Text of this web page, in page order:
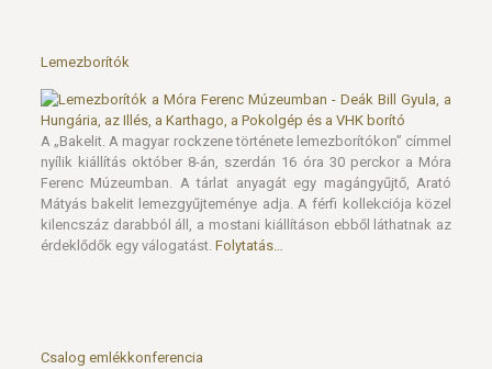
Lemezborítók
A „Bakelit. A magyar rockzene története lemezborítókon” címmel
nyílik kiállítás október 8-án, szerdán 16 óra 30 perckor a Móra
Ferenc Múzeumban. A tárlat anyagát egy magángyűjtő, Arató
Mátyás bakelit lemezgyűjteménye adja. A férfi kollekciója közel
kilencszáz darabból áll, a mostani kiállításon ebből láthatnak az
érdeklődők egy válogatást. Folytatás…
Csalog emlékkonferencia